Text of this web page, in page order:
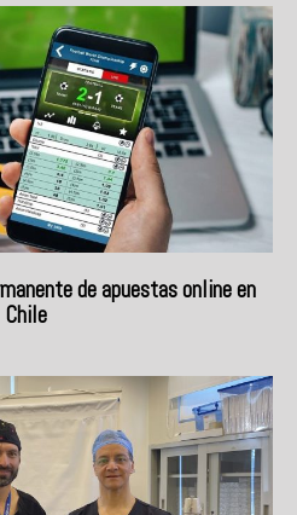
de apuestas online en
Chile